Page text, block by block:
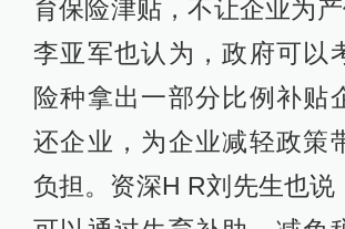
育保险津贴，不让企业为产
李亚军也认为，政府可以
险种拿出一部分比例补贴
还企业，为企业减轻政策
负担。资深H R刘先生也说